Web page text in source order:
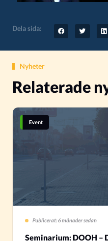
Dela sida:
Nyheter
Relaterade
Event
Publicerat: 6 månader sedan
Seminarium: DOOH –